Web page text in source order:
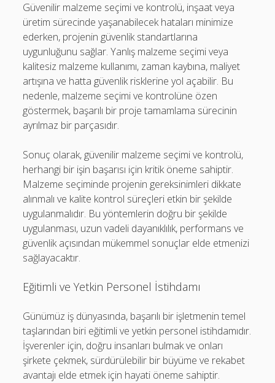
Güvenilir malzeme seçimi ve kontrolü, inşaat veya
üretim sürecinde yaşanabilecek hataları minimize
ederken, projenin güvenlik standartlarına
uygunluğunu sağlar. Yanlış malzeme seçimi veya
kalitesiz malzeme kullanımı, zaman kaybına, maliyet
artışına ve hatta güvenlik risklerine yol açabilir. Bu
nedenle, malzeme seçimi ve kontrolüne özen
göstermek, başarılı bir proje tamamlama sürecinin
ayrılmaz bir parçasıdır.
Sonuç olarak, güvenilir malzeme seçimi ve kontrolü,
herhangi bir işin başarısı için kritik öneme sahiptir.
Malzeme seçiminde projenin gereksinimleri dikkate
alınmalı ve kalite kontrol süreçleri etkin bir şekilde
uygulanmalıdır. Bu yöntemlerin doğru bir şekilde
uygulanması, uzun vadeli dayanıklılık, performans ve
güvenlik açısından mükemmel sonuçlar elde etmenizi
sağlayacaktır.
Eğitimli ve Yetkin Personel İstihdamı
Günümüz iş dünyasında, başarılı bir işletmenin temel
taşlarından biri eğitimli ve yetkin personel istihdamıdır.
İşverenler için, doğru insanları bulmak ve onları
şirkete çekmek, sürdürülebilir bir büyüme ve rekabet
avantajı elde etmek için hayati öneme sahiptir.